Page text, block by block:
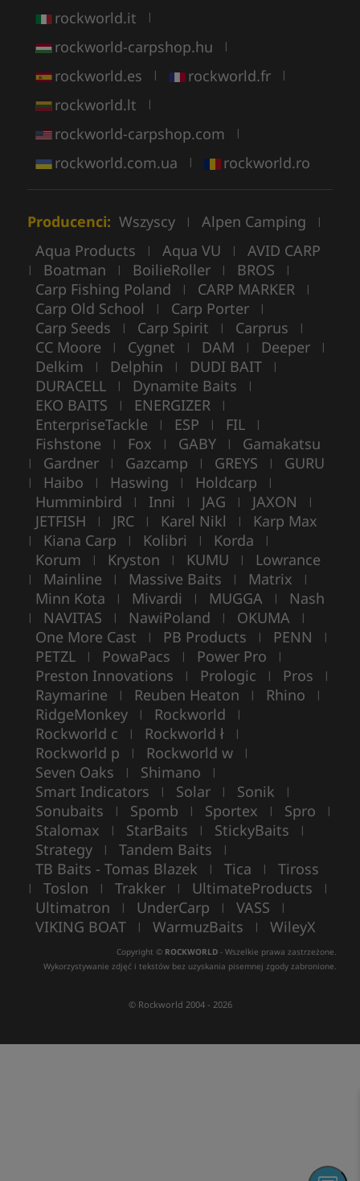
rockworld.it |
rockworld-carpshop.hu |
rockworld.es | rockworld.fr |
rockworld.lt |
rockworld-carpshop.com |
rockworld.com.ua | rockworld.ro
Producenci: Wszyscy | Alpen Camping |
Aqua Products | Aqua VU | AVID CARP
| Boatman | BoilieRoller | BROS |
Carp Fishing Poland | CARP MARKER |
Carp Old School | Carp Porter |
Carp Seeds | Carp Spirit | Carprus |
CC Moore | Cygnet | DAM | Deeper |
Delkim | Delphin | DUDI BAIT |
DURACELL | Dynamite Baits |
EKO BAITS | ENERGIZER |
EnterpriseTackle | ESP | FIL |
Fishstone | Fox | GABY | Gamakatsu
| Gardner | Gazcamp | GREYS | GURU
| Haibo | Haswing | Holdcarp |
Humminbird | Inni | JAG | JAXON |
JETFISH | JRC | Karel Nikl | Karp Max
| Kiana Carp | Kolibri | Korda |
Korum | Kryston | KUMU | Lowrance
| Mainline | Massive Baits | Matrix |
Minn Kota | Mivardi | MUGGA | Nash
| NAVITAS | NawiPoland | OKUMA |
One More Cast | PB Products | PENN |
PETZL | PowaPacs | Power Pro |
Preston Innovations | Prologic | Pros |
Raymarine | Reuben Heaton | Rhino |
RidgeMonkey | Rockworld |
Rockworld c | Rockworld ł |
Rockworld p | Rockworld w |
Seven Oaks | Shimano |
Smart Indicators | Solar | Sonik |
Sonubaits | Spomb | Sportex | Spro |
Stalomax | StarBaits | StickyBaits |
Strategy | Tandem Baits |
TB Baits - Tomas Blazek | Tica | Tiross
| Toslon | Trakker | UltimateProducts |
Ultimatron | UnderCarp | VASS |
VIKING BOAT | WarmuzBaits | WileyX
Copyright © ROCKWORLD - Wszelkie prawa zastrzeżone.
Wykorzystywanie zdjęć i tekstów bez uzyskania pisemnej zgody zabronione.
© Rockworld 2004 - 2026